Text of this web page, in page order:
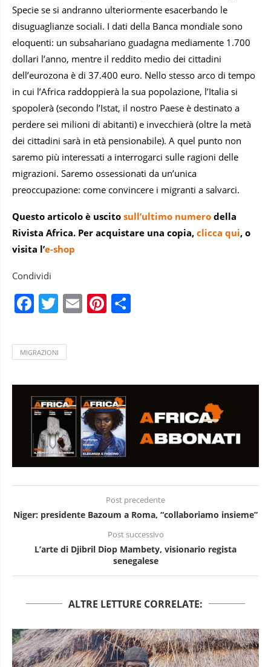
Specie se si andranno ulteriormente esacerbando le
disuguaglianze sociali. I dati della Banca mondiale sono
eloquenti: un subsahariano guadagna mediamente 1.700
dollari l’anno, mentre il reddito medio dei cittadini
dell’eurozona è di 37.400 euro. Nello stesso arco di tempo
in cui l’Africa raddoppierà la sua popolazione, l’Italia si
spopolerà (secondo l’Istat, il nostro Paese è destinato a
perdere sei milioni di abitanti) e invecchierà (oltre la metà
dei cittadini sarà in età pensionabile). A quel punto non
saremo più interessati a interrogarci sulle ragioni delle
migrazioni. Saremo ossessionati da un’unica
preoccupazione: come convincere i migranti a salvarci.
Questo articolo è uscito sull’ultimo numero della
Rivista Africa. Per acquistare una copia, clicca qui, o
visita l’e-shop
Condividi
Facebook
Twitter
EmailPinterest
MIGRAZIONI
Post precedente
Niger: presidente Bazoum a Roma, “collaboriamo insieme”
Post successivo
L’arte di Djibril Diop Mambety, visionario regista
senegalese
ALTRE LETTURE CORRELATE: